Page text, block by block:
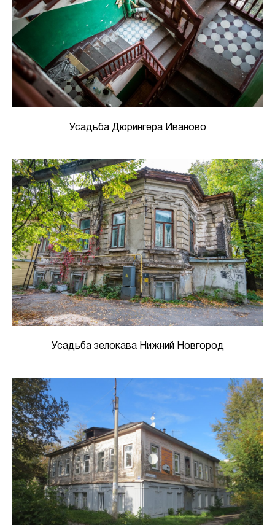
Усадьба Дюрингера Иваново
Усадьба зелокава Нижний Новгород